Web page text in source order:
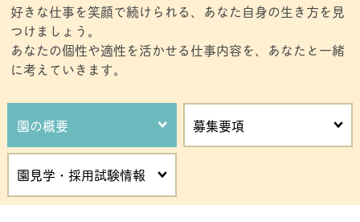
好きな仕事を笑顔で続けられる、あなた自身の生き方を見
つけましょう。
あなたの個性や適性を活かせる仕事内容を、あなたと一緒
に考えていきます。
園の概要 募集要項
園見学・採用試験情報